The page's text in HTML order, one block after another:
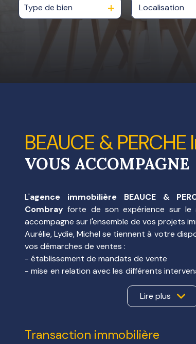
E-MAIL
NOTRE
HONORAIRES
De l'ancien
Type de bien
BEAUCE &
VOUS ACCOMPAGNE
L'agence immobilière BEAUCE &
Combray forte de son expérience sur le
accompagne sur l'ensemble de vos projets
Aurélie, Lydie, Michel se tiennent à votre
vos démarches de ventes :
- établissement de mandats de vente
- mise en relation avec les différents
vente (diagnostiqueurs, auditeurs,
- diffusion de votre bien sur notre site
seloger.com, bien ici, le Boncoin...)
Lire plus
Transaction immobilière